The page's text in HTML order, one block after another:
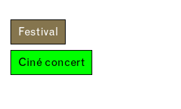
Festival
Ciné concert